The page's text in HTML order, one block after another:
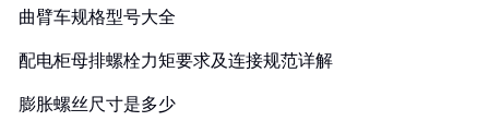
曲臂车规格型号大全
配电柜母排螺栓力矩要求及连接规范详解
膨胀螺丝尺寸是多少